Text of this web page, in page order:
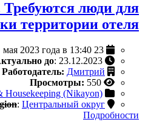
люди для
территории отеля.
до: 23.12.2023
Работодатель: Дмитрий
Просмотры: 550
Housekeeping (Nikayon)
: Центральный округ
Подробности